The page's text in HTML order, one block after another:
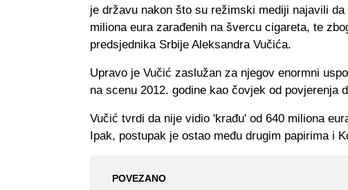
je državu nakon što su režimski mediji najavili
miliona eura zarađenih na švercu cigareta, te
predsjednika Srbije Aleksandra Vučića.
Upravo je Vučić zaslužan za njegov enormni
na scenu 2012. godine kao čovjek od povjerenja
Vučić tvrdi da nije vidio 'krađu' od 640 miliona
Ipak, postupak je ostao među drugim papirima i
POVEZANO